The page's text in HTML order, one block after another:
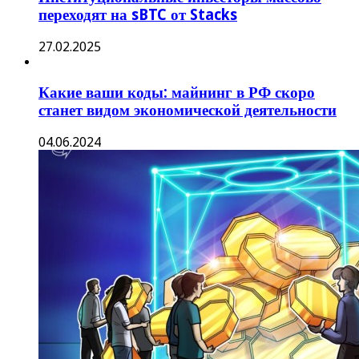
переходят на sBTC от Stacks
27.02.2025
Какие ваши коды: майнинг в РФ скоро
станет видом экономической деятельности
04.06.2024